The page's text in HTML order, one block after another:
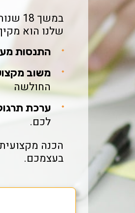
שלנו הוא
התנסות
משוב
ערכת
לכם.
הכנה
בעצמכם.